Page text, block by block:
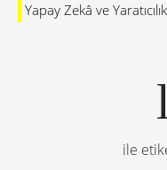
Yapay Zekâ ve Yaratıcılık
ile